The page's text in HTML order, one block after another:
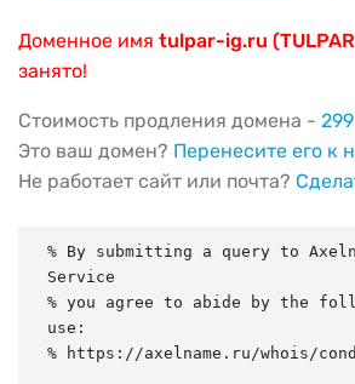
Доменное имя tulpar-ig.ru
занято!
Стоимость продления домена -
Это ваш домен? Перенесите его к
Не работает сайт или почта?
% By submitting a query to
Service
% you agree to abide by the
use:
% https://axelname.ru/whois/